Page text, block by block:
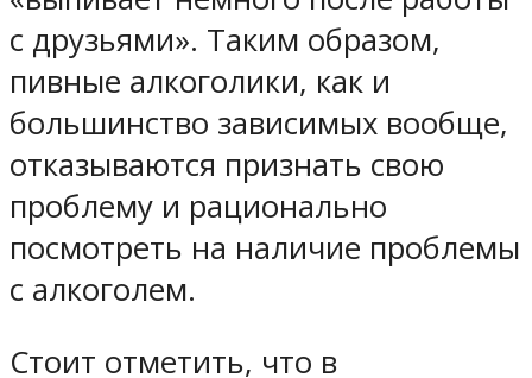
с друзьями». Таким образом,
пивные алкоголики, как и
большинство зависимых вообще,
отказываются признать свою
проблему и рационально
посмотреть на наличие проблемы
с алкоголем.
Стоит отметить, что в